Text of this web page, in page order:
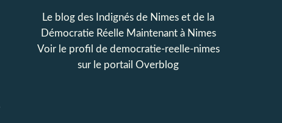
Le blog des Indignés de Nimes et de la
Démocratie Réelle Maintenant à Nimes
Voir le profil de democratie-reelle-nimes
sur le portail Overblog